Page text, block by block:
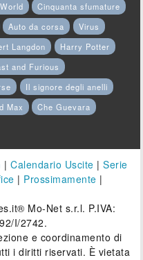
Cinquanta sfumature
Auto da corsa
Virus
Langdon
Harry Potter
and Furious
Il signore degli anelli
Max
Che Guevara
|Calendario Uscite |Serie
| Prossimamente |
Mo-Net s.r.l. P.IVA:
I/2742.
e coordinamento di
i diritti riservati. È vietata